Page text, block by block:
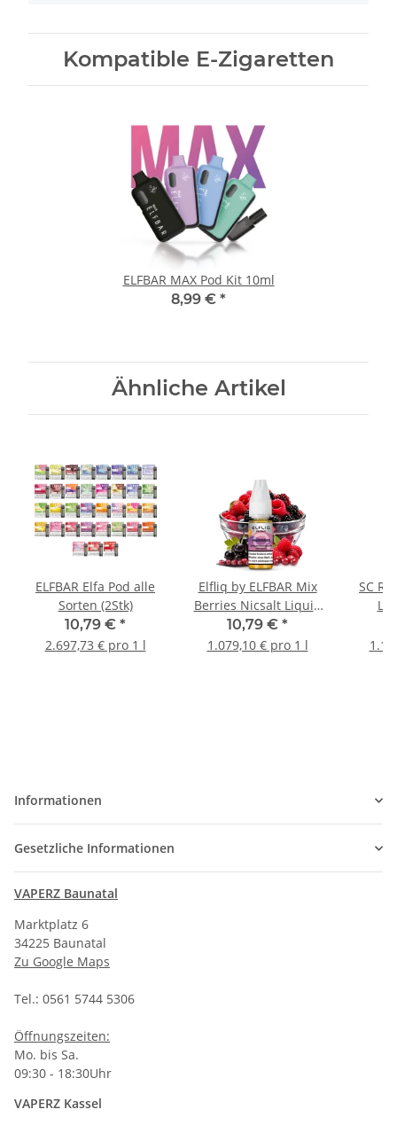
Kompatible E-Zigaretten
ELFBAR MAX Pod Kit 10ml
8,99 € *
Ähnliche Artikel
ELFBAR Elfa Pod alle
Sorten (2Stk)
10,79 € *
2.697,73 € pro 1 l
Elfliq by ELFBAR Mix
Berries Nicsalt Liquid
10ml
10,79 € *
1.079,10 € pro 1 l
SC
Informationen
Gesetzliche Informationen
VAPERZ Baunatal
Marktplatz 6
34225 Baunatal
Zu Google Maps
Tel.: 0561 5744 5306
Öffnungszeiten:
Mo. bis Sa.
09:30 - 18:30Uhr
VAPERZ Kassel